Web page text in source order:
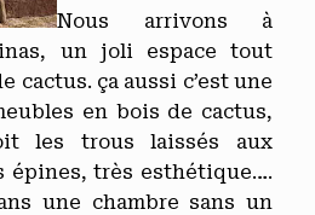
Nous arrivons à
un joli espace tout
cactus. ça aussi c’est une
en bois de cactus,
les trous laissés aux
épines, très esthétique….
une chambre sans un